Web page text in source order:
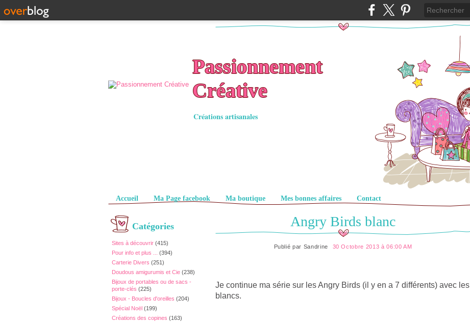
Passionnement
Créative
Créations artisanales
Pages
Accueil Ma Page facebook Ma boutique Mes bonnes affaires Contact
Catégories
Sites à découvrir (415)
Pour info et plus ...
(394)
Carterie Divers (251)
Doudous amigurumis et Cie (238)
Bijoux de portables ou de sacs -
porte-clés (225)
Bijoux - Boucles d'oreilles (204)
Spécial Noël (199)
Créations des copines (163)
Angry Birds blanc
Publié par Sandrine 30 Octobre 2013 à 06:00 AM
Je continue ma série sur les Angry Birds (il y en a 7 différents) avec les
blancs.